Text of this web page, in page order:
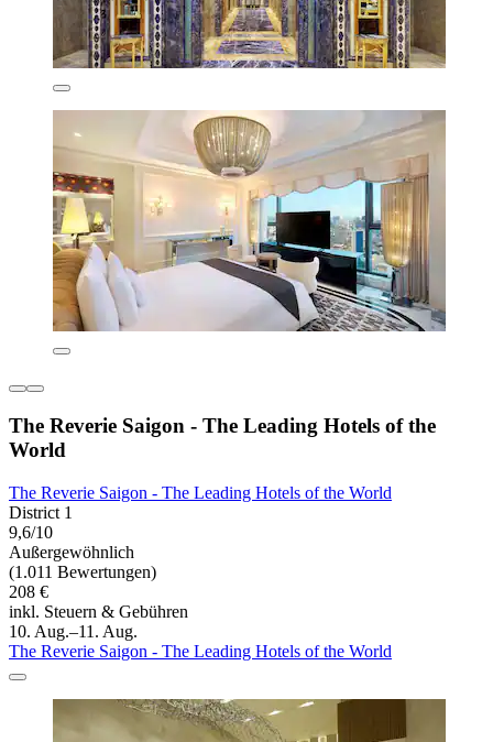
The Reverie Saigon - The Leading Hotels of the
World
The Reverie Saigon - The Leading Hotels of the World
District 1
9,6/10
Außergewöhnlich
(1.011 Bewertungen)
208 €
inkl. Steuern & Gebühren
10. Aug.–11. Aug.
The Reverie Saigon - The Leading Hotels of the World